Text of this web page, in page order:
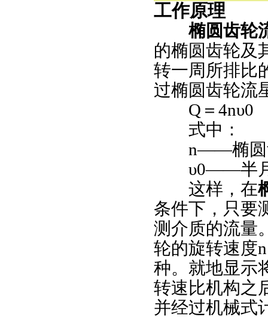
工作原理
椭圆齿轮
的椭圆齿轮及
转一周所排比
过椭圆齿轮流
Q ＝ 4nυ0
式中：
n——椭
υ0——半
这样，在
条件下，只要
测介质的流量
轮的旋转速度n
种。就地显示
转速比机构之
并经过机械式